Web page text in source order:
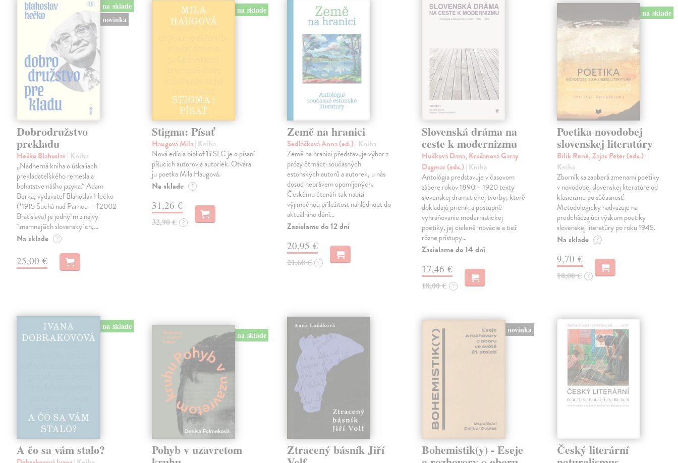
na sklade
novinka
Dobrodružstvo
prekladu
Hečko Blahoslav| Kniha
„Nádherná kniha o úskaliach
prekladateľského remesla a
bohatstve nášho jazyka.“ Adam
Berka, vydavateľ Blahoslav Hečko
(*1915 Suchá nad Parnou – †2002
Bratislava) je jedny´m z najvy
´znamnejších slovensky´ch,…
Na sklade ?
25,00 €
na sklade
Stigma: Písať
Haugová Mila| Kniha
Nová edícia bibliofílií SLC je o písaní
píšucich autorov a autoriek. Otvára
ju poetka Mila Haugová.
Na sklade ?
31,26 €
32,90 € ?
Země na hranici
Sedláčková Anna (ed.)| Kniha
Země na hranici představuje výbor z
prózy čtrnácti současných
estonských autorů a autorek, u nás
dosud neprávem opomíjených.
Českému čtenáři tak nabízí
výjimečnou příležitost nahlédnout do
aktuálního dění…
Zasielame do 12 dní
20,95 €
21,60 € ?
Slovenská dráma na
ceste k modernizmu
Hučková Dana, Kročanová Garay
Dagmar (eds.)| Kniha
Antológia predstavuje v časovom
zábere rokov 1890 – 1920 texty
slovenskej dramatickej tvorby, ktoré
dokladajú prienik a postupné
vyhraňovanie modernistickej
poetiky, jej cielené inovácie a tiež
rôzne prístupy…
Zasielame do 14 dní
17,46 €
18,00 € ?
na sklade
Poetika novodobej
slovenskej literatúry
Bílik René, Zajac Peter (eds.)|
Kniha
Zborník sa zaoberá zmenami poetiky
v novodobej slovenskej literatúre od
klasicizmu po súčasnosť.
Metodologicky nadväzuje na
predchádzajúci výskum poetiky
slovenskej literatúry po roku 1945.
Na sklade ?
9,70 €
10,00 € ?
na sklade
A čo sa vám stalo?
na sklade
Pohyb v uzavretom Ztracený básník Jiří
novinka
Bohemistik(y) - Eseje Český literární